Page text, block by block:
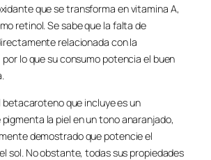
que se transforma en vitamina A,
retinol. Se sabe que la falta de
relacionada con la
lo que su consumo potencia el buen
betacaroteno que incluye es un
la piel en un tono anaranjado,
demostrado que potencie el
sol. No obstante, todas sus propiedades